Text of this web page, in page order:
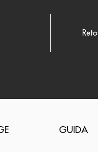
GUIDA